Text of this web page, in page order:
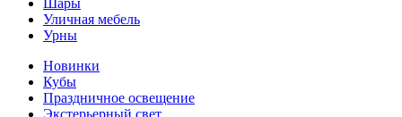
Шары
Уличная мебель
Урны
Новинки
Кубы
Праздничное освещение
Экстерьерный свет